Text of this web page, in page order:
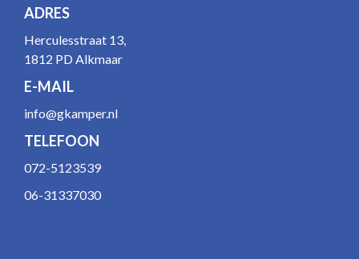
ADRES
Herculesstraat 13,
1812 PD Alkmaar
E-MAIL
info@gkamper.nl
TELEFOON
072-5123539
06-31337030